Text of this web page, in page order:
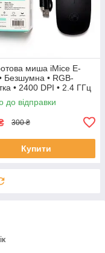
миша iMice E-
Безшумна • RGB-
• 2400 DPI • 2.4 ГГц
до відправки
300 ₴
Купити